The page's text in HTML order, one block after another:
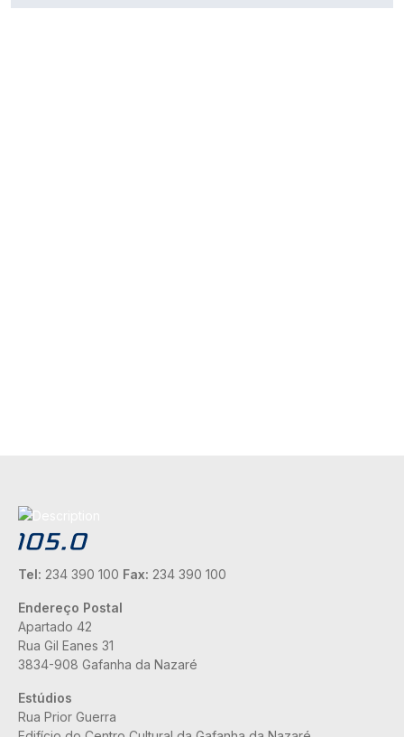
Tel: 234 390 100 Fax: 234 390 100
Endereço Postal
Apartado 42
Rua Gil Eanes 31
3834-908 Gafanha da Nazaré
Estúdios
Rua Prior Guerra